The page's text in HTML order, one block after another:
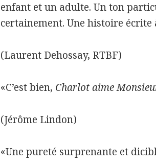
enfant et un adulte. Un ton
certainement. Une histoire écrite
(Laurent Dehossay, RTBF)
«C’est bien, Charlot aime
(Jérôme Lindon)
«Une pureté surprenante et